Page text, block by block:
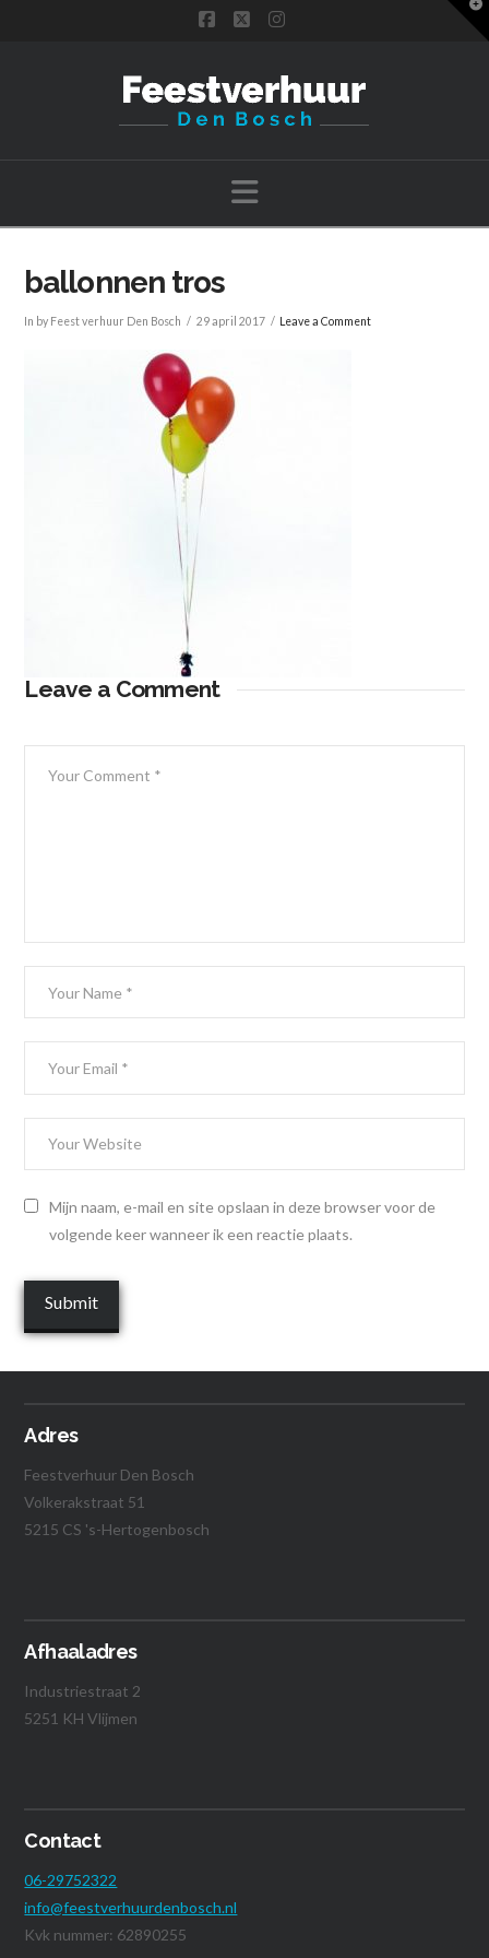
Navigation
ballonnen tros
In by Feest verhuur Den Bosch 29 april 2017 Leave a Comment
Leave a Comment
Mijn naam, e-mail en site opslaan in deze browser voor de
volgende keer wanneer ik een reactie plaats.
Adres
Feestverhuur Den Bosch
Volkerakstraat 51
5215 CS 's-Hertogenbosch
Afhaaladres
Industriestraat 2
5251 KH Vlijmen
Contact
06-29752322
info@feestverhuurdenbosch.nl
Kvk nummer: 62890255